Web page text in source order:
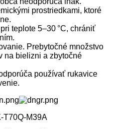
prostriedkami, ktoré
teplote 5–30 °C, chrániť
Prebytočné množstvo
na bielizni a zbytočné
používať rukavice
T70Q-M39A